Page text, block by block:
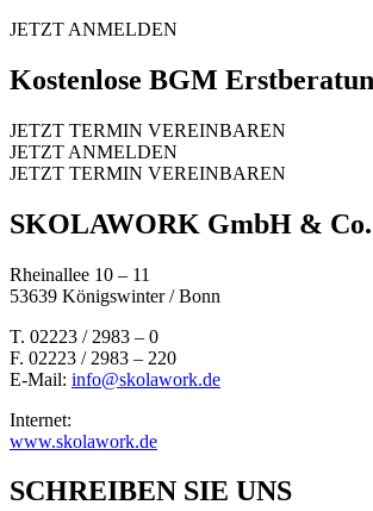
JETZT ANMELDEN
Kostenlose BGM
JETZT TERMIN VEREINBAREN
JETZT ANMELDEN
JETZT TERMIN VEREINBAREN
SKOLAWORK GmbH &
Rheinallee 10 – 11
53639 Königswinter / Bonn
T. 02223 / 2983 – 0
F. 02223 / 2983 – 220
E-Mail: info@skolawork.de
Internet:
www.skolawork.de
SCHREIBEN SIE UNS